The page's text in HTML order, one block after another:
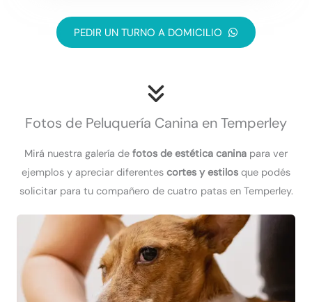
PEDIR UN TURNO A DOMICILIO
Fotos de Peluquería Canina en Temperley
Mirá nuestra galería de fotos de estética canina para ver
ejemplos y apreciar diferentes cortes y estilos que podés
solicitar para tu compañero de cuatro patas en Temperley.